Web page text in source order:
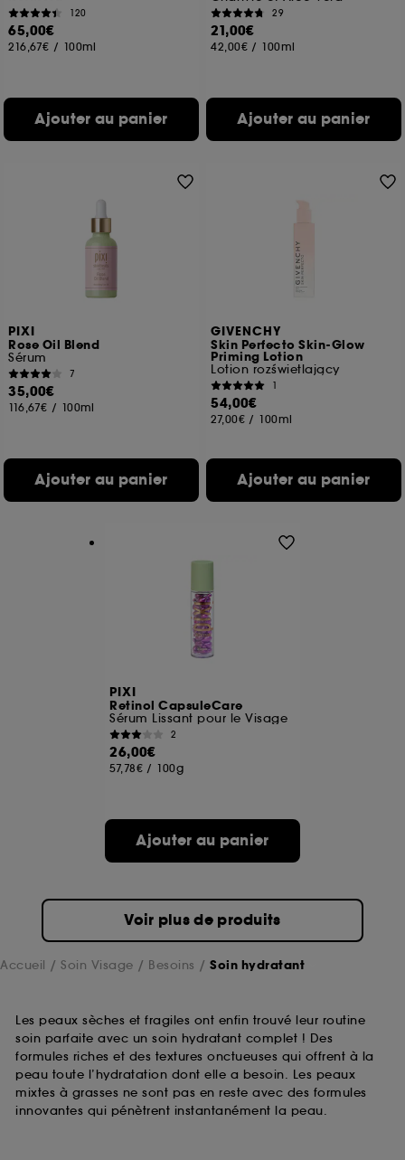
120
65,00€
216,67€ / 100ml
Ajouter au panier
29
21,00€
42,00€ / 100ml
Ajouter au panier
PIXI
Rose Oil Blend
Sérum
7
35,00€
116,67€ / 100ml
Ajouter au panier
GIVENCHY
Skin Perfecto Skin-Glow
Priming Lotion
Lotion rozświetlający
1
54,00€
27,00€ / 100ml
Ajouter au panier
PIXI
Retinol CapsuleCare
Sérum Lissant pour le Visage
2
26,00€
57,78€ / 100g
Ajouter au panier
Voir plus de produits
Accueil Soin Visage Besoins Soin hydratant
Les peaux sèches et fragiles ont enfin trouvé leur routine
soin parfaite avec un soin hydratant complet ! Des
formules riches et des textures onctueuses qui offrent à la
peau toute l’hydratation dont elle a besoin. Les peaux
mixtes à grasses ne sont pas en reste avec des formules
innovantes qui pénètrent instantanément la peau.